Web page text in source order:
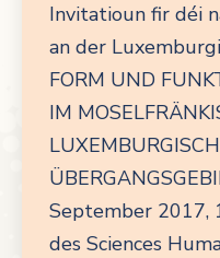
Invitatioun fir déi
an der
FORM UND
IM
September 2017,
des Sciences